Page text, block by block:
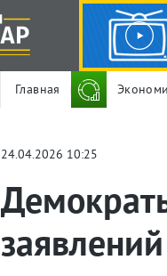
Главная
24.04.2026 10:25